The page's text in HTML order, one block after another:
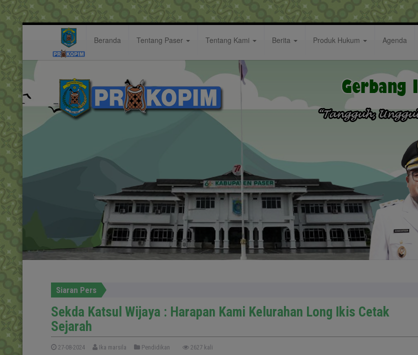
Beranda Tentang Paser Tentang Kami Berita Produk Hukum Agenda
Berita:
Siaran Pers
Sekda Katsul Wijaya : Harapan Kami Kelurahan Long Ikis Cetak
Sejarah
27-08-2024 Ika marsila Pendidikan 2627 kali